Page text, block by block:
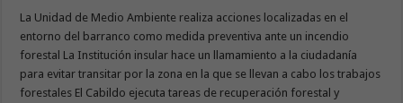
La Unidad de Medio Ambiente realiza acciones localizadas en el
entorno del barranco como medida preventiva ante un incendio
forestal La Institución insular hace un llamamiento a la ciudadanía
para evitar transitar por la zona en la que se llevan a cabo los trabajos
forestales El Cabildo ejecuta tareas de recuperación forestal y